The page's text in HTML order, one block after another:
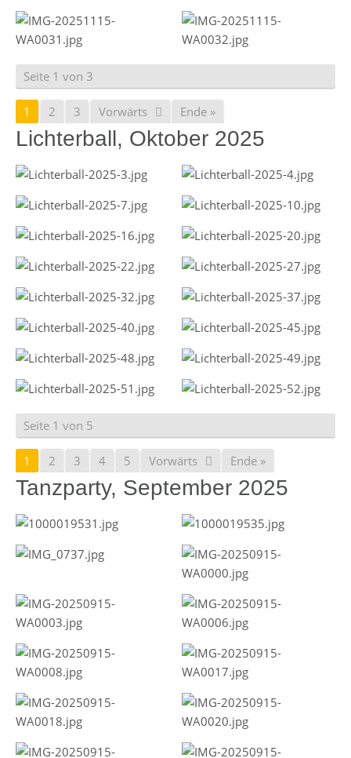
Seite 1 von 3
1 2 3 Vorwärts Ende »
Lichterball, Oktober 2025
Seite 1 von 5
1 2 3 4 5 Vorwärts Ende »
Tanzparty, September 2025